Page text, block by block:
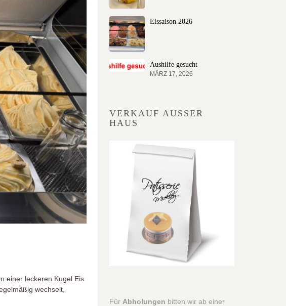
einer leckeren Kugel Eis
wechselt,
Eissaison 2026
Aushilfe gesucht
MÄRZ 17, 2026
VERKAUF AUSSER H
AUS
Für Abholungen bitten wir ab einer